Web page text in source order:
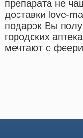
препарата не
доставки love-
подарок Вы
городских
мечтают о